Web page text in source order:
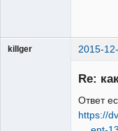
killger 2015-
Re:
Ответ
https://